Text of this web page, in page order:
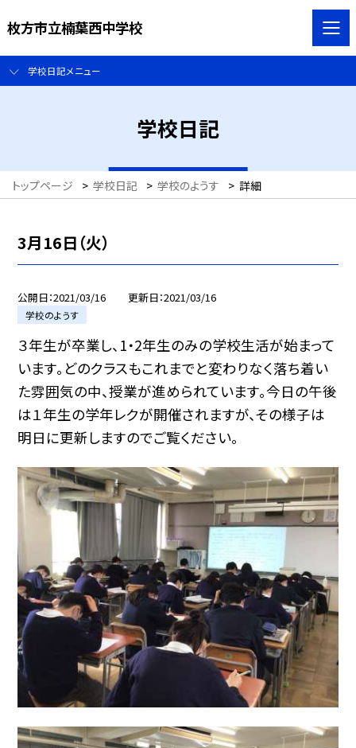
枚方市立楠葉西中学校
学校日記メニュー
学校日記
トップページ > 学校日記 > 学校のようす > 詳細
3月16日（火）
公開日 2021/03/16 更新日 2021/03/16
学校のようす
３年生が卒業し、1・2年生のみの学校生活が始まって
います。どのクラスもこれまでと変わりなく落ち着い
た雰囲気の中、授業が進められています。今日の午後
は１年生の学年レクが開催されますが、その様子は
明日に更新しますのでご覧ください。